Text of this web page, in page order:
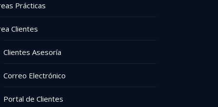
Prácticas
Clientes
Clientes Asesoría
Correo Electrónico
Portal de Clientes